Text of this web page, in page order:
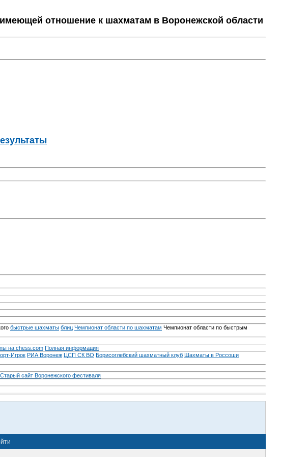
отношение к шахматам в Воронежской области
быстрые шахматы блиц Чемпионат области по шахматам Чемпионат области по быстрым
на chess.com Полная информация
Игрок РИА Воронеж ЦСП СК ВО Борисоглебский шахматный клуб Шахматы в Россоши
Старый сайт Воронежского фестиваля